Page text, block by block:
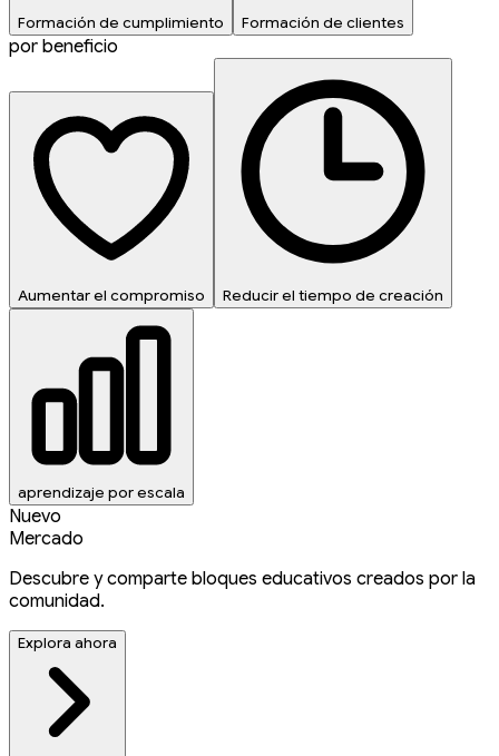
Formación de cumplimiento Formación de clientes
por beneficio
Aumentar el compromiso Reducir el tiempo de creación
aprendizaje por escala
Nuevo
Mercado
Descubre y comparte bloques educativos creados por la
comunidad.
Explora ahora